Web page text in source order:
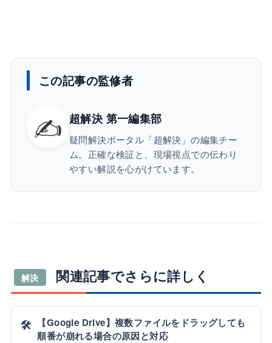
この記事の監修者
✍️ 超解決 第一編集部
疑問解決ポータル「超解決」の編集チー
ム。正確な検証と、現場視点での伝わり
やすい解説を心がけています。
解決 関連記事でさらに詳しく
🛠️
【Google Drive】複数ファイルをドラッグしても
順番が崩れる場合の原因と対応